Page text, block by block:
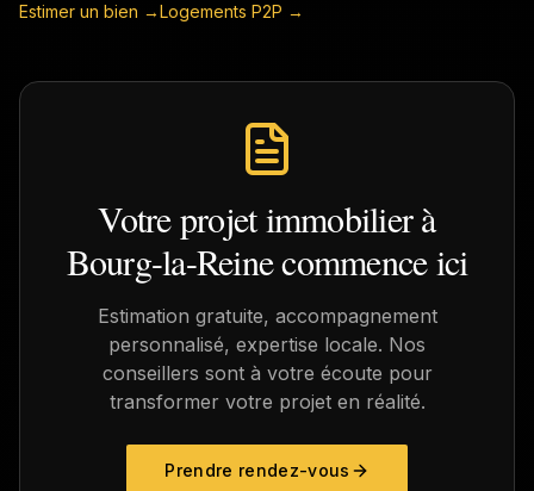
Estimer un bien →Logements P2P →
Votre projet immobilier à
Bourg-la-Reinecommence ici
Estimation gratuite, accompagnement
personnalisé, expertise locale. Nos
conseillers sont à votre écoute pour
transformer votre projet en réalité.
Prendre rendez-vous